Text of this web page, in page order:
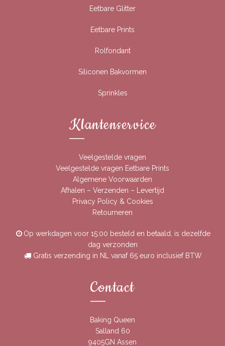
Eetbare Glitter
Eetbare Prints
Rolfondant
Siliconen Bakvormen
Sprinkles
Klantenservice
Veelgestelde vragen
Veelgestelde vragen Eetbare Prints
Algemene Voorwaarden
Afhalen – Verzenden – Levertijd
Privacy Policy & Cookies
Retourneren
Op werkdagen voor 15:00 besteld en betaald, is dezelfde
dag verzonden
Gratis verzending in NL vanaf 65 euro inclusief BTW
Contact
Baking Queen
Salland 60
9405GN Assen